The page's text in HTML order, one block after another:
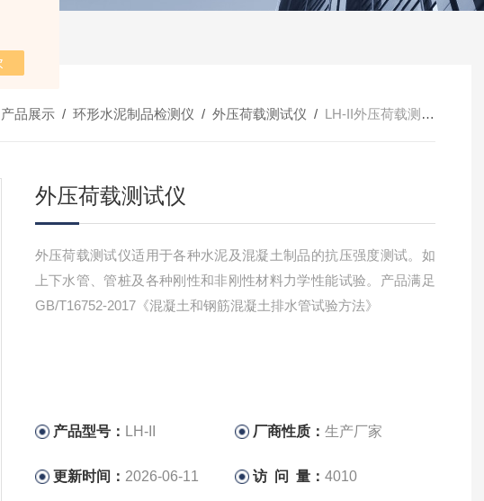
产品展示/ 环形水泥制品检测仪 / 外压荷载测试仪 / LH-II外压荷载测试仪
外压荷载测试仪
外压荷载测试仪适用于各种水泥及混凝土制品的抗压强度测试。如
上下水管、管桩及各种刚性和非刚性材料力学性能试验。产品满足
GB/T16752-2017《混凝土和钢筋混凝土排水管试验方法》
产品型号： LH-II 厂商性质：生产厂家
更新时间： 2026-06-11 访 问 量：4010